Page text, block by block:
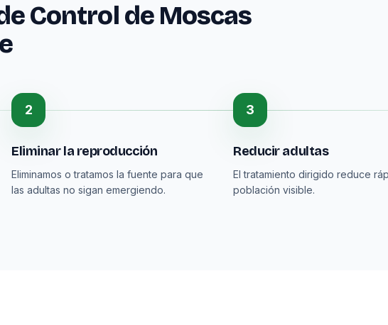
Control de Moscas
2
Eliminar la reproducción
Eliminamos o tratamos la fuente para que
las adultas no sigan emergiendo.
3
Reducir adultas
El tratamiento dirigido reduce
población visible.